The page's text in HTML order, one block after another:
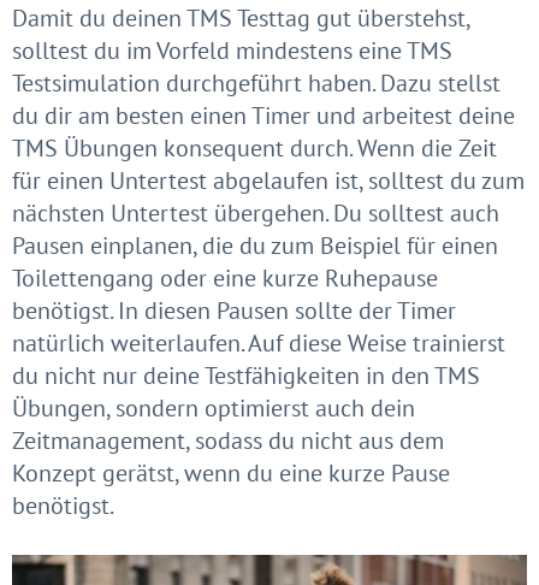
Damit du deinen TMS Testtag gut überstehst,
solltest du im Vorfeld mindestens eine TMS
Testsimulation durchgeführt haben. Dazu stellst
du dir am besten einen Timer und arbeitest deine
TMS Übungen konsequent durch. Wenn die Zeit
für einen Untertest abgelaufen ist, solltest du zum
nächsten Untertest übergehen. Du solltest auch
Pausen einplanen, die du zum Beispiel für einen
Toilettengang oder eine kurze Ruhepause
benötigst. In diesen Pausen sollte der Timer
natürlich weiterlaufen. Auf diese Weise trainierst
du nicht nur deine Testfähigkeiten in den TMS
Übungen, sondern optimierst auch dein
Zeitmanagement, sodass du nicht aus dem
Konzept gerätst, wenn du eine kurze Pause
benötigst.